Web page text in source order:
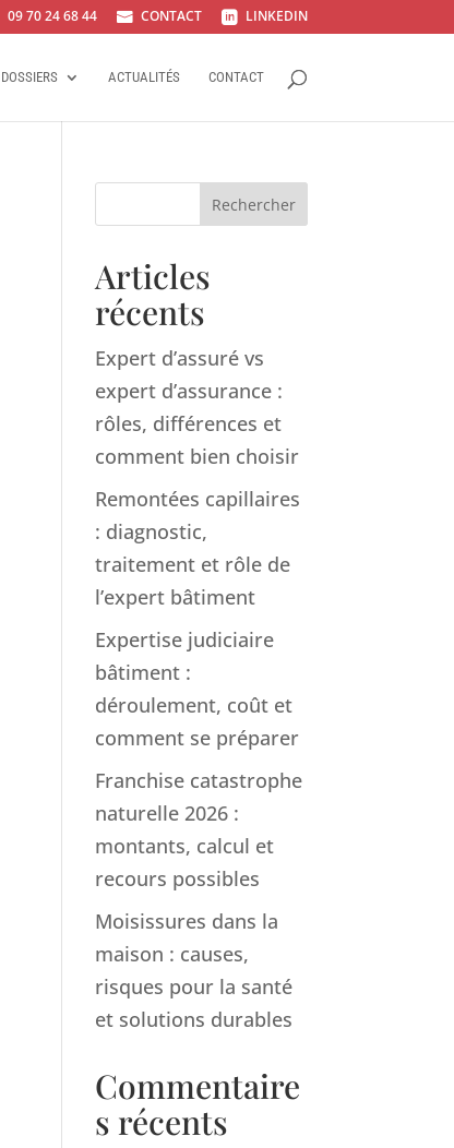
09 70 24 68 44  CONTACT  LINKEDIN
DOSSIERS ACTUALITÉS CONTACT
Rechercher
Articles
récents
Expert d’assuré vs
expert d’assurance :
rôles, différences et
comment bien choisir
Remontées capillaires
: diagnostic,
traitement et rôle de
l’expert bâtiment
Expertise judiciaire
bâtiment :
déroulement, coût et
comment se préparer
Franchise catastrophe
naturelle 2026 :
montants, calcul et
recours possibles
Moisissures dans la
maison : causes,
risques pour la santé
et solutions durables
Commentaire
s récents